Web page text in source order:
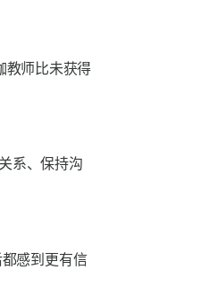
教师比未获得
系、保持沟
感到更有信